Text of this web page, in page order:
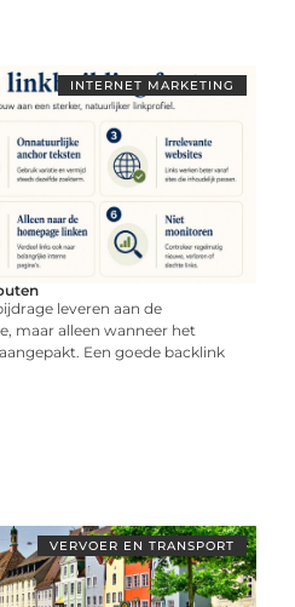
INTERNET MARKETING
leveren aan de
maar alleen wanneer het
Een goede backlink
VERVOER EN TRANSPORT